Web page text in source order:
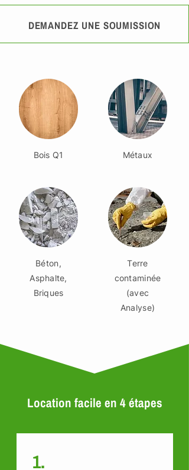
DEMANDEZ UNE SOUMISSION
Bois Q1
Béton,
Asphalte,
Briques
Métaux
Terre
contaminée
(avec
Analyse)
Location facile en 4 étapes
1.